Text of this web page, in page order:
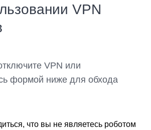
VPN
VPN или
формой ниже для обхода
что вы не являетесь роботом